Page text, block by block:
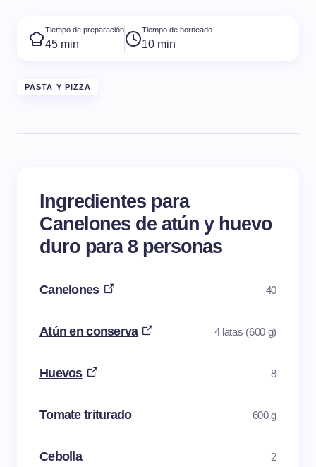
Tiempo de preparación
45 min
Tiempo de horneado
10 min
PASTA Y PIZZA
Ingredientes para
Canelones de atún y huevo
duro para 8 personas
Canelones 40
Atún en conserva 4 latas (600 g)
Huevos 8
Tomate triturado 600 g
Cebolla 2